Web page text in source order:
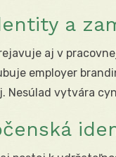
a
aj v
employer
Nesúlad vytvára